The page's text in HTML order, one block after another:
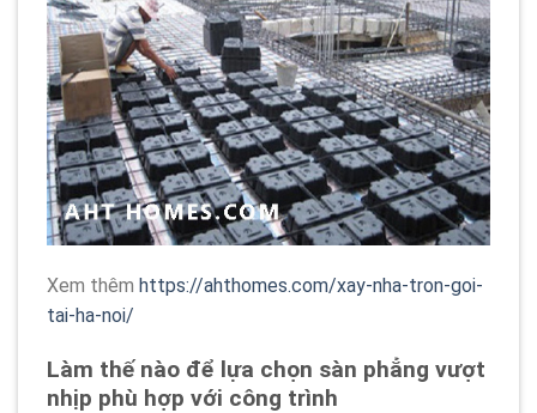
Xem thêm https://ahthomes.com/xay-nha-tron-goi-
tai-ha-noi/
Làm thế nào để lựa chọn sàn phẳng vượt
nhịp phù hợp với công trình